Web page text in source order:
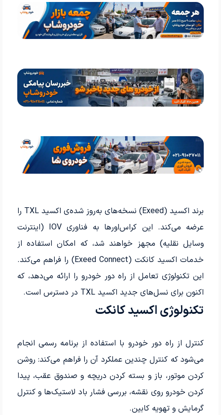
برند اکسید (Exeed) نسخه‌های به‌روز شده‌ی اکسید TXL را
عرضه می‌کند. این کراس‌اورها به فناوری IOV (اینترنت
وسایل نقلیه) مجهز خواهند شد، که امکان استفاده از
خدمات اکسید کانکت (Exeed Connect) را فراهم می‌کند.
این تکنولوژی تعامل از راه دور خودرو را ارائه می‌دهد، که
اکنون برای نسل‌های جدید اکسید TXL در دسترس است.
تکنولوژی اکسید کانکت
کنترل از راه دور خودرو با استفاده از برنامه رسمی انجام
می‌شود که کنترل چندین عملکرد آن را فراهم می‌کند: روشن
کردن موتور، باز و بسته کردن دریچه و صندوق عقب، پیدا
کردن خودرو روی نقشه، بررسی فشار باد لاستیک‌ها و کنترل
گرمایش و تهویه کابین.